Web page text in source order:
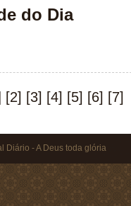
do Dia
[2] [3] [4] [5] [6] [7]
Diário - A Deus toda glória